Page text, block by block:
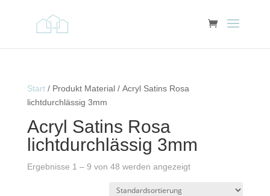
Start/ Produkt Material / Acryl Satins Rosa
lichtdurchlässig 3mm
Acryl Satins Rosa
lichtdurchlässig 3mm
Ergebnisse 1 – 9 von 48 werden angezeigt